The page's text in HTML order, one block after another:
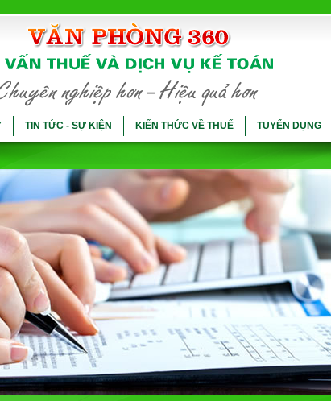
TIN TỨC - SỰ KIỆN KIẾN THỨC VỀ THUẾ TUYỂN DỤNG